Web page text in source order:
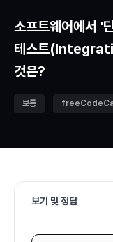
소프트웨어에서
테스트
것은?
보통
보기 및 정답